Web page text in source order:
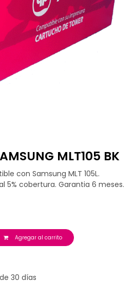
MLT105 BK
con Samsung MLT 105L.
5% cobertura. Garantia 6 meses.
Agregar al carrito
30 días